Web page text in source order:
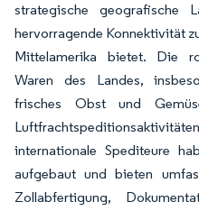
strategische geografische
hervorragende Konnektivität
Mittelamerika bietet. Die
Waren des Landes,
frisches Obst und
internationale Spediteure
aufgebaut und bieten
Zollabfertigung,